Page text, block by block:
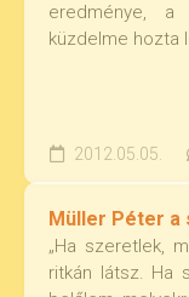
eredménye,
küzdelme hozta
2012.05.05.
Müller Péter
„Ha szeretlek,
ritkán látsz. Ha